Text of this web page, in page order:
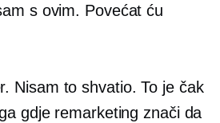
s ovim. Povećat ću
Nisam to shvatio. To je čak
gdje remarketing znači da